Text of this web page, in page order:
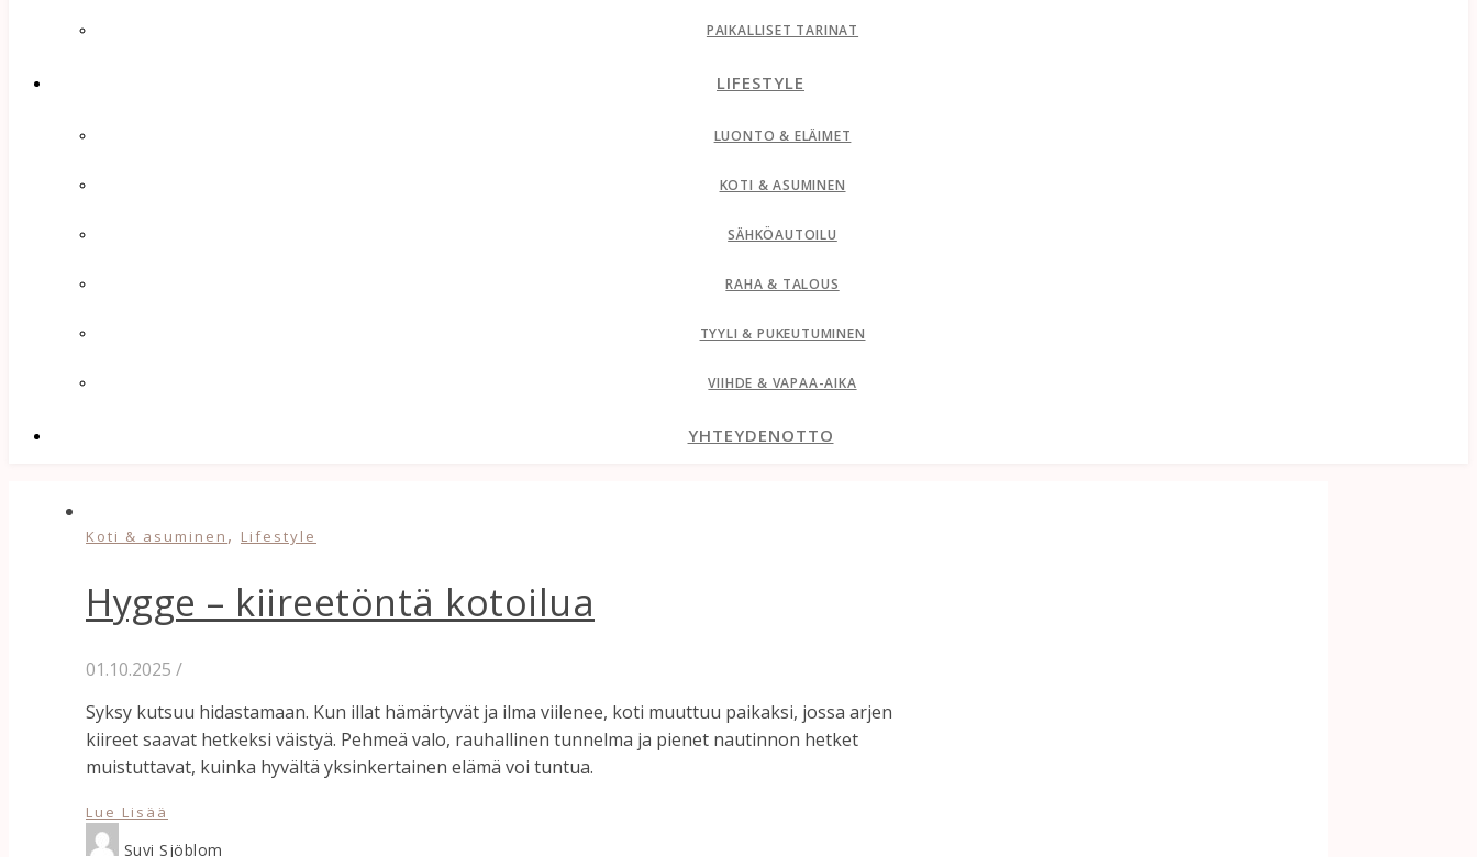
PAIKALLISET TARINAT
LIFESTYLE
LUONTO & ELÄIMET
KOTI & ASUMINEN
SÄHKÖAUTOILU
RAHA & TALOUS
TYYLI & PUKEUTUMINEN
VIIHDE & VAPAA-AIKA
YHTEYDENOTTO
Koti & asuminen , Lifestyle
Hygge – kiireetöntä kotoilua
01.10.2025 /
Syksy kutsuu hidastamaan. Kun illat hämärtyvät ja ilma viilenee, koti muuttuu paikaksi, jossa arjen
kiireet saavat hetkeksi väistyä. Pehmeä valo, rauhallinen tunnelma ja pienet nautinnon hetket
muistuttavat, kuinka hyvältä yksinkertainen elämä voi tuntua.
Lue Lisää
Suvi Sjöblom